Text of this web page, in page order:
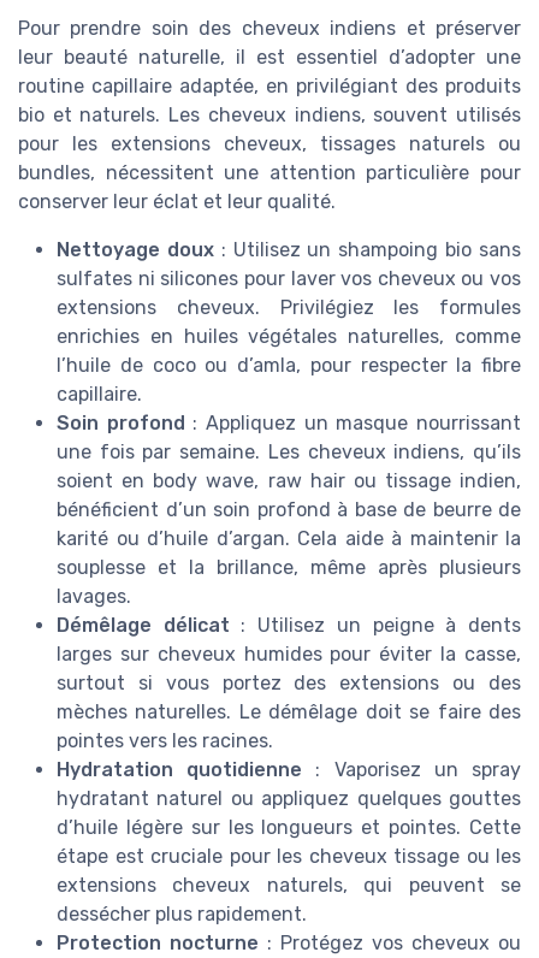
Pour prendre soin des cheveux indiens et préserver
leur beauté naturelle, il est essentiel d’adopter une
routine capillaire adaptée, en privilégiant des produits
bio et naturels. Les cheveux indiens, souvent utilisés
pour les extensions cheveux, tissages naturels ou
bundles, nécessitent une attention particulière pour
conserver leur éclat et leur qualité.
Nettoyage doux: Utilisez un shampoing bio sans
sulfates ni silicones pour laver vos cheveux ou vos
extensions cheveux. Privilégiez les formules
enrichies en huiles végétales naturelles, comme
l’huile de coco ou d’amla, pour respecter la fibre
capillaire.
Soin profond : Appliquez un masque nourrissant
une fois par semaine. Les cheveux indiens, qu’ils
soient en body wave, raw hair ou tissage indien,
bénéficient d’un soin profond à base de beurre de
karité ou d’huile d’argan. Cela aide à maintenir la
souplesse et la brillance, même après plusieurs
lavages.
Démêlage délicat : Utilisez un peigne à dents
larges sur cheveux humides pour éviter la casse,
surtout si vous portez des extensions ou des
mèches naturelles. Le démêlage doit se faire des
pointes vers les racines.
Hydratation quotidienne : Vaporisez un spray
hydratant naturel ou appliquez quelques gouttes
d’huile légère sur les longueurs et pointes. Cette
étape est cruciale pour les cheveux tissage ou les
extensions cheveux naturels, qui peuvent se
dessécher plus rapidement.
Protection nocturne : Protégez vos cheveux ou